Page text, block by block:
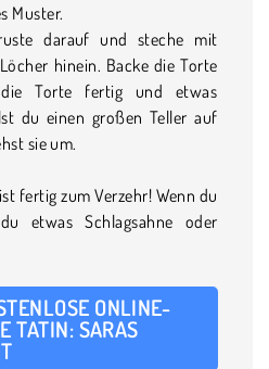
Muster.
darauf und steche mit
hinein. Backe die Torte
Torte fertig und etwas
du einen großen Teller auf
sie um.
fertig zum Verzehr! Wenn du
etwas Schlagsahne oder
ONLINE-
TATIN: SARAS